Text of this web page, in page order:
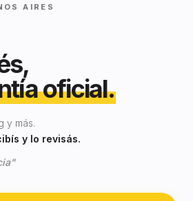
AIRES
oficial.
y más.
y lo revisás.